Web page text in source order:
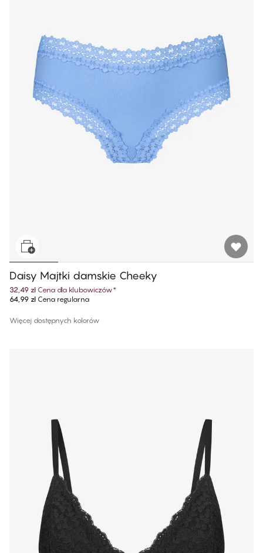
Daisy Majtki damskie Cheeky
32,49 zł Cena dla klubowiczów*
64,99 złCena regularna
Więcej dostępnych kolorów